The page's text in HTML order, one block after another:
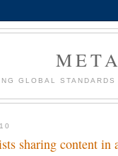
GLOBAL
sharing content in